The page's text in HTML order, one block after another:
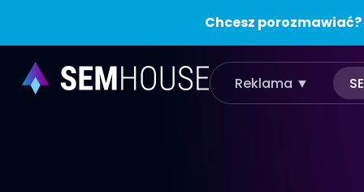
Chcesz porozmawiać?
Reklama ▼